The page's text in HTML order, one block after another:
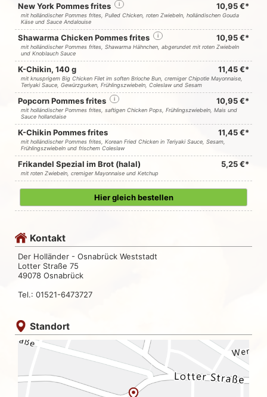
New York Pommes frites i 10,95 €*
mit holländischer Pommes frites, Pulled Chicken, roten Zwiebeln, holländischen Gouda
Käse und Sauce Andalouise
Shawarma Chicken Pommes frites i 10,95 €*
mit holländischer Pommes frites, Shawarma Hähnchen, abgerundet mit roten Zwiebeln
und Knoblauch Sauce
K-Chikin, 140 g 11,45 €*
mit knusprigem Big Chicken Filet im soften Brioche Bun, cremiger Chipotle Mayonnaise,
Teriyaki Sauce, Gewürzgurken, Frühlingszwiebeln, Coleslaw und Sesam
Popcorn Pommes frites i 10,95 €*
mit holländischer Pommes frites, saftigen Chicken Pops, Frühlingszwiebeln, Mais und
Sauce hollandaise
K-Chikin Pommes frites 11,45 €*
mit holländischer Pommes frites, Korean Fried Chicken in Teriyaki Sauce, Sesam,
Frühlingszwiebeln und frischem Coleslaw
Frikandel Spezial im Brot (halal) 5,25 €*
mit roten Zwiebeln, cremiger Mayonnaise und Ketchup
Hier gleich bestellen
Kontakt
Der Holländer - Osnabrück Weststadt
Lotter Straße 75
49078 Osnabrück
Tel.: 01521-6473727
Standort